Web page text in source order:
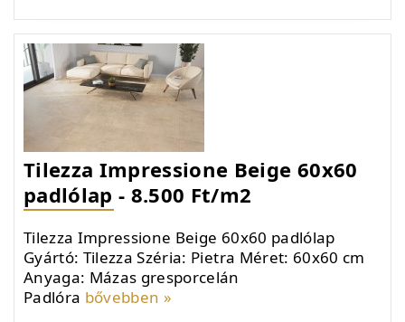
Tilezza Impressione Beige 60x60
padlólap - 8.500 Ft/m2
Tilezza Impressione Beige 60x60 padlólap
Gyártó: Tilezza Széria: Pietra Méret: 60x60 cm
Anyaga: Mázas gresporcelán
Padlóra bővebben »